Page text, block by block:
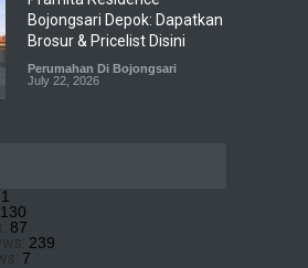
Bojongsari Depok: Dapatkan
Brosur & Pricelist Disini
Perumahan Di Bojongsari
July 22, 2026
1
130
87
239
7